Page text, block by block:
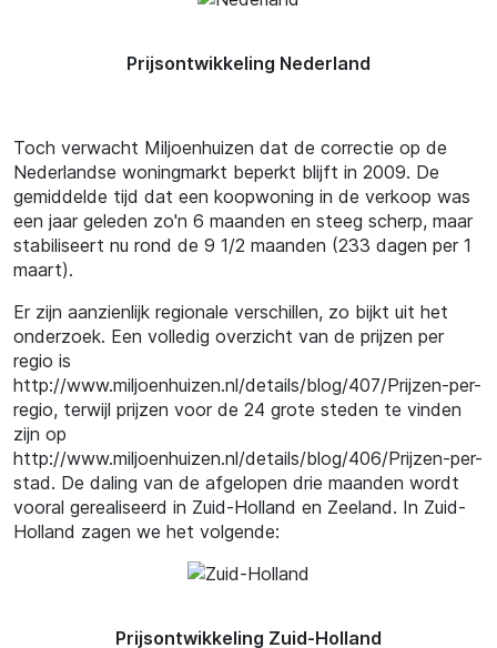
Prijsontwikkeling Nederland
Toch verwacht Miljoenhuizen dat de correctie op de
Nederlandse woningmarkt beperkt blijft in 2009. De
gemiddelde tijd dat een koopwoning in de verkoop was
een jaar geleden zo'n 6 maanden en steeg scherp, maar
stabiliseert nu rond de 9 1/2 maanden (233 dagen per 1
maart).
Er zijn aanzienlijk regionale verschillen, zo bijkt uit het
onderzoek. Een volledig overzicht van de prijzen per
regio is
http://www.miljoenhuizen.nl/details/blog/407/Prijzen-per-
regio, terwijl prijzen voor de 24 grote steden te vinden
zijn op
http://www.miljoenhuizen.nl/details/blog/406/Prijzen-per-
stad. De daling van de afgelopen drie maanden wordt
vooral gerealiseerd in Zuid-Holland en Zeeland. In Zuid-
Holland zagen we het volgende:
Prijsontwikkeling Zuid-Holland